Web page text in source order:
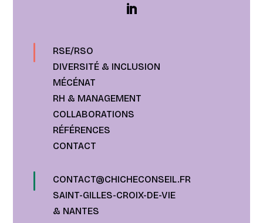
RSE/RSO
DIVERSITÉ & INCLUSION
MÉCÉNAT
RH & MANAGEMENT
COLLABORATIONS
RÉFÉRENCES
CONTACT
CONTACT@CHICHECONSEIL.FR
SAINT-GILLES-CROIX-DE-VIE
& NANTES